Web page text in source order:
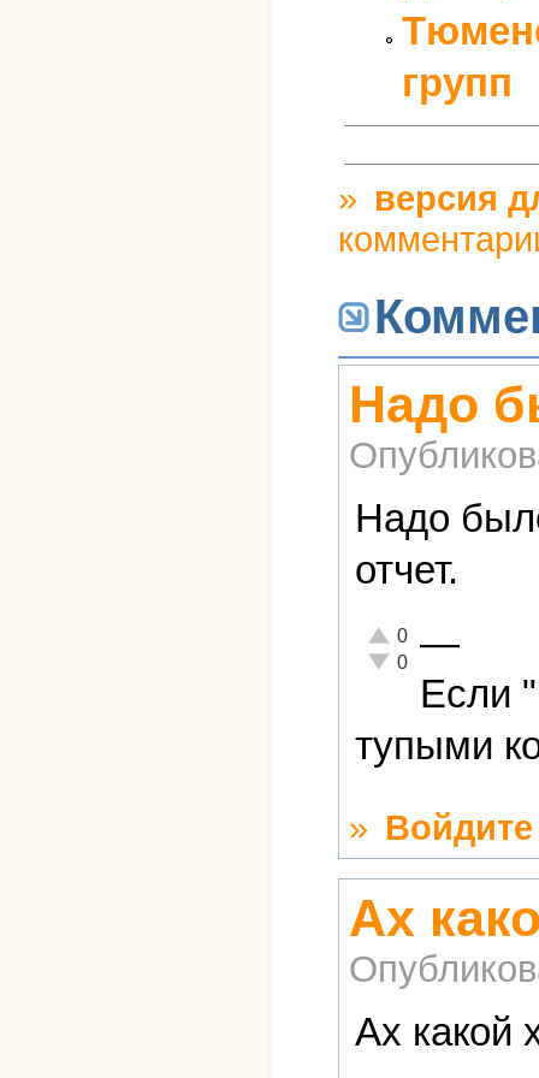
групп
» версия
Надо
Надо
отчет.
Отлично!
0
Неадекватно!
0 —
Если
тупыми
» Войдите
Ах
Ах какой